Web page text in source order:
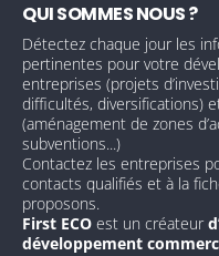
QUI SOMMES NOUS ?
Détectez chaque jour les
pertinentes pour votre
entreprises (projets
difficultés, diversifications)
(aménagement de zones
subventions...)
Contactez les entreprises
contacts qualifiés et à la
proposons.
First ECO est un créateur
développement